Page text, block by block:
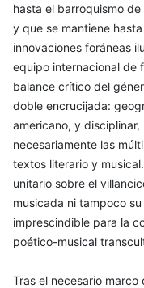
hasta el barroquismo
y que se mantiene
innovaciones foráneas
equipo internacional de
balance crítico del
doble encrucijada:
americano, y
necesariamente las
textos literario y
unitario sobre el
musicada ni tampoco
imprescindible para la
poético-musical
Tras el necesario